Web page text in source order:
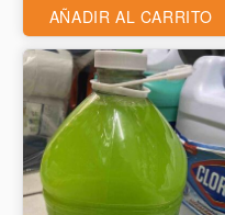
AÑADIR AL CARRITO